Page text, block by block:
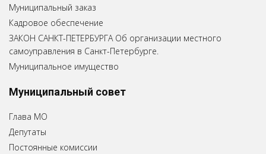
Муниципальный заказ
Кадровое обеспечение
ЗАКОН САНКТ-ПЕТЕРБУРГА Об организации местного
самоуправления в Санкт-Петербурге.
Муниципальное имущество
Муниципальный совет
Глава МО
Депутаты
Постоянные комиссии